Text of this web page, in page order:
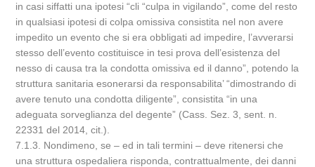
in casi siffatti una ipotesi “cli “culpa in vigilando”, come del resto
in qualsiasi ipotesi di colpa omissiva consistita nel non avere
impedito un evento che si era obbligati ad impedire, l’avverarsi
stesso dell’evento costituisce in tesi prova dell’esistenza del
nesso di causa tra la condotta omissiva ed il danno”, potendo la
struttura sanitaria esonerarsi da responsabilita’ “dimostrando di
avere tenuto una condotta diligente”, consistita “in una
adeguata sorveglianza del degente” (Cass. Sez. 3, sent. n.
22331 del 2014, cit.).
7.1.3. Nondimeno, se – ed in tali termini – deve ritenersi che
una struttura ospedaliera risponda, contrattualmente, dei danni